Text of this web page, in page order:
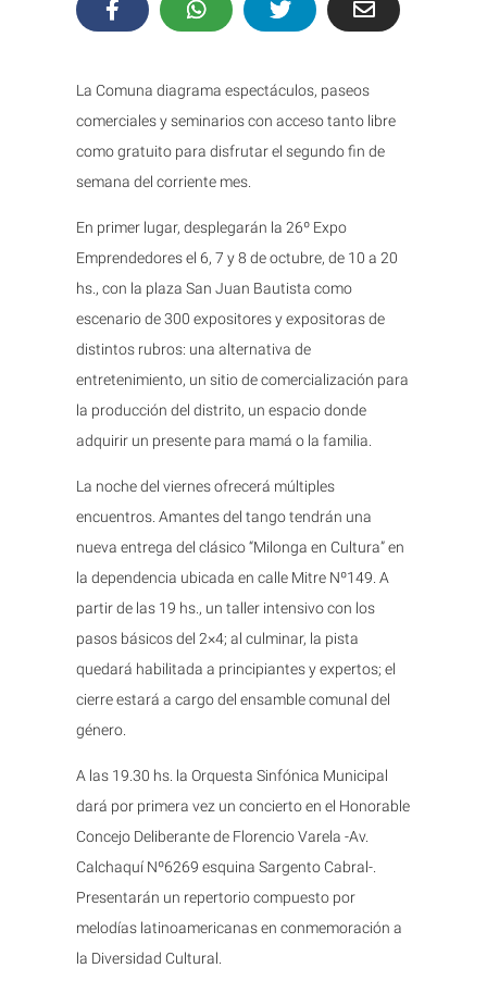
La Comuna diagrama espectáculos, paseos
comerciales y seminarios con acceso tanto libre
como gratuito para disfrutar el segundo fin de
semana del corriente mes.
En primer lugar, desplegarán la 26º Expo
Emprendedores el 6, 7 y 8 de octubre, de 10 a 20
hs., con la plaza San Juan Bautista como
escenario de 300 expositores y expositoras de
distintos rubros: una alternativa de
entretenimiento, un sitio de comercialización para
la producción del distrito, un espacio donde
adquirir un presente para mamá o la familia.
La noche del viernes ofrecerá múltiples
encuentros. Amantes del tango tendrán una
nueva entrega del clásico “Milonga en Cultura” en
la dependencia ubicada en calle Mitre Nº149. A
partir de las 19 hs., un taller intensivo con los
pasos básicos del 2×4; al culminar, la pista
quedará habilitada a principiantes y expertos; el
cierre estará a cargo del ensamble comunal del
género.
A las 19.30 hs. la Orquesta Sinfónica Municipal
dará por primera vez un concierto en el Honorable
Concejo Deliberante de Florencio Varela -Av.
Calchaquí Nº6269 esquina Sargento Cabral-.
Presentarán un repertorio compuesto por
melodías latinoamericanas en conmemoración a
la Diversidad Cultural.